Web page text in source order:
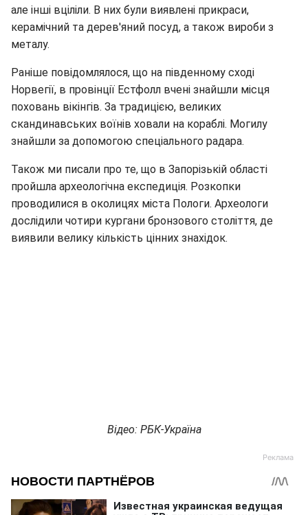
але інші вціліли. В них були виявлені прикраси,
керамічний та дерев'яний посуд, а також вироби з
металу.
Раніше повідомлялося, що на південному сході
Норвегії, в провінції Естфолл вчені знайшли місця
поховань вікінгів. За традицією, великих
скандинавських воїнів ховали на кораблі. Могилу
знайшли за допомогою спеціального радара.
Також ми писали про те, що в Запорізькій області
пройшла археологічна експедиція. Розкопки
проводилися в околицях міста Пологи. Археологи
дослідили чотири кургани бронзового століття, де
виявили велику кількість цінних знахідок.
Відео: РБК-Україна